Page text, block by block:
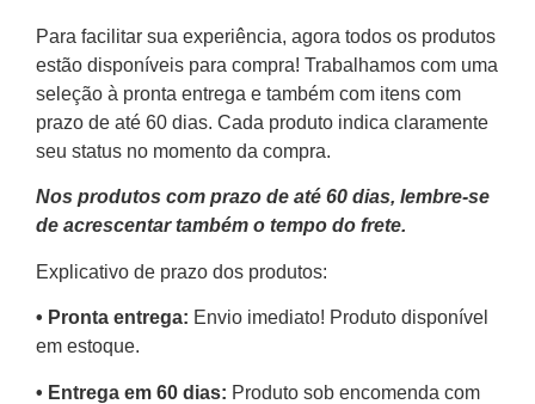
Para facilitar sua experiência, agora todos os produtos
estão disponíveis para compra! Trabalhamos com uma
seleção à pronta entrega e também com itens com
prazo de até 60 dias. Cada produto indica claramente
seu status no momento da compra.
Nos produtos com prazo de até 60 dias, lembre-se
de acrescentar também o tempo do frete.
Explicativo de prazo dos produtos:
•⁠ ⁠Pronta entrega: Envio imediato! Produto disponível
em estoque.
•⁠ Entrega em 60 dias: Produto sob encomenda com